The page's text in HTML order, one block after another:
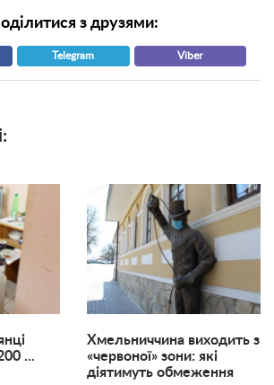
з друзями:
Telegram Viber
...
Хмельниччина виходить з
«червоної» зони: які
діятимуть обмеження